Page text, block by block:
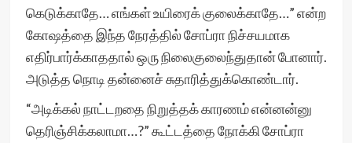
கெடுக்காதே… எங்கள் உயிரைக் குலைக்காதே…” என்ற
கோஷத்தை இந்த நேரத்தில் சோப்ரா நிச்சயமாக
எதிர்பார்க்காததால் ஒரு நிலைகுலைந்துதான் போனார்.
அடுத்த நொடி தன்னைச் சுதாரித்துக்கொண்டார்.
“அடிக்கல் நாட்டறதை நிறுத்தக் காரணம் என்னன்னு
தெரிஞ்சிக்கலாமா…?” கூட்டத்தை நோக்கி சோப்ரா